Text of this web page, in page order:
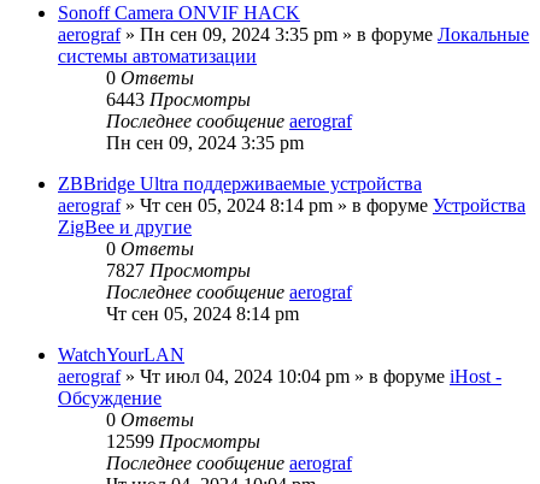
Sonoff Camera ONVIF HACK
aerograf» Пн сен 09, 2024 3:35 pm » в форуме Локальные
системы автоматизации
0 Ответы
6443 Просмотры
Последнее сообщение aerograf
Пн сен 09, 2024 3:35 pm
ZBBridge Ultra поддерживаемые устройства
aerograf» Чт сен 05, 2024 8:14 pm » в форуме Устройства
ZigBee и другие
0 Ответы
7827 Просмотры
Последнее сообщение aerograf
Чт сен 05, 2024 8:14 pm
WatchYourLAN
aerograf» Чт июл 04, 2024 10:04 pm » в форуме iHost -
Обсуждение
0 Ответы
12599 Просмотры
Последнее сообщение aerograf